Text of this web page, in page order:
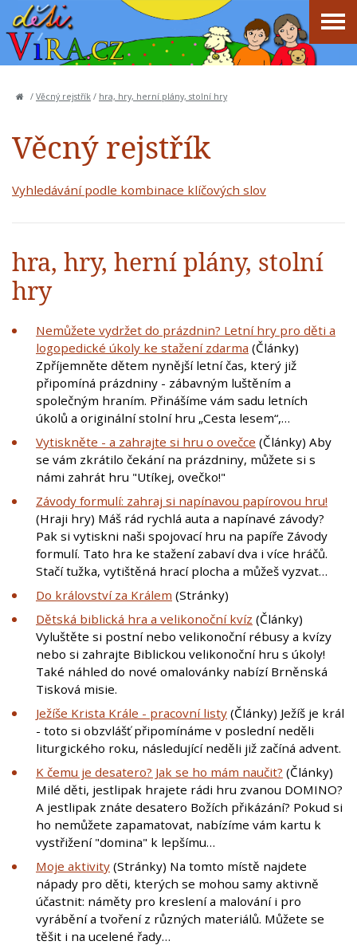
/ Věcný rejstřík / hra, hry, herní plány, stolní hry
Věcný rejstřík
Vyhledávání podle kombinace klíčových slov
hra, hry, herní plány, stolní
hry
Nemůžete vydržet do prázdnin? Letní hry pro děti a
logopedické úkoly ke stažení zdarma (Články)
Zpříjemněte dětem nynější letní čas, který již
připomíná prázdniny - zábavným luštěním a
společným hraním. Přinášíme vám sadu letních
úkolů a originální stolní hru „Cesta lesem“,…
Vytiskněte - a zahrajte si hru o ovečce (Články) Aby
se vám zkrátilo čekání na prázdniny, můžete si s
námi zahrát hru "Utíkej, ovečko!"
Závody formulí: zahraj si napínavou papírovou hru!
(Hraji hry) Máš rád rychlá auta a napínavé závody?
Pak si vytiskni naši spojovací hru na papíře Závody
formulí. Tato hra ke stažení zabaví dva i více hráčů.
Stačí tužka, vytištěná hrací plocha a můžeš vyzvat…
Do království za Králem (Stránky)
Dětská biblická hra a velikonoční kvíz (Články)
Vyluštěte si postní nebo velikonoční rébusy a kvízy
nebo si zahrajte Biblickou velikonoční hru s úkoly!
Také náhled do nové omalovánky nabízí Brněnská
Tisková misie.
Ježíše Krista Krále - pracovní listy (Články) Ježíš je král
- toto si obzvlášť připomínáme v poslední neděli
liturgického roku, následující neděli již začíná advent.
K čemu je desatero? Jak se ho mám naučit? (Články)
Milé děti, jestlipak hrajete rádi hru zvanou DOMINO?
A jestlipak znáte desatero Božích přikázání? Pokud si
ho nemůžete zapamatovat, nabízíme vám kartu k
vystřižení "domina" k lepšímu…
Moje aktivity (Stránky) Na tomto místě najdete
nápady pro děti, kterých se mohou samy aktivně
účastnit: náměty pro kreslení a malování i pro
vyrábění a tvoření z různých materiálů. Můžete se
těšit i na ucelené řady…